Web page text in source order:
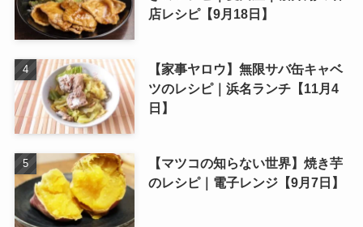
店レシピ【9月18日】
【家事ヤロウ】無限サバ缶キャベ
ツのレシピ｜浜名ランチ【11月4
日】
【マツコの知らない世界】焼き芋
のレシピ｜電子レンジ【9月7日】